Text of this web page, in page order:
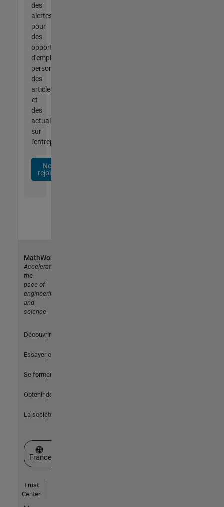
des
alertes
pour
des
opportunités
d'emploi
personnalisées,
des
articles
et
des
actualités
sur
l'entreprise.
Nous
rejoindre
MathWorks
Accelerating
the
pace of
engineering
and
science
Découvrir les produits
Essayer ou acheter
Se former
Obtenir de l'aide
La société
Sélectionner un site web
France
Trust
Center